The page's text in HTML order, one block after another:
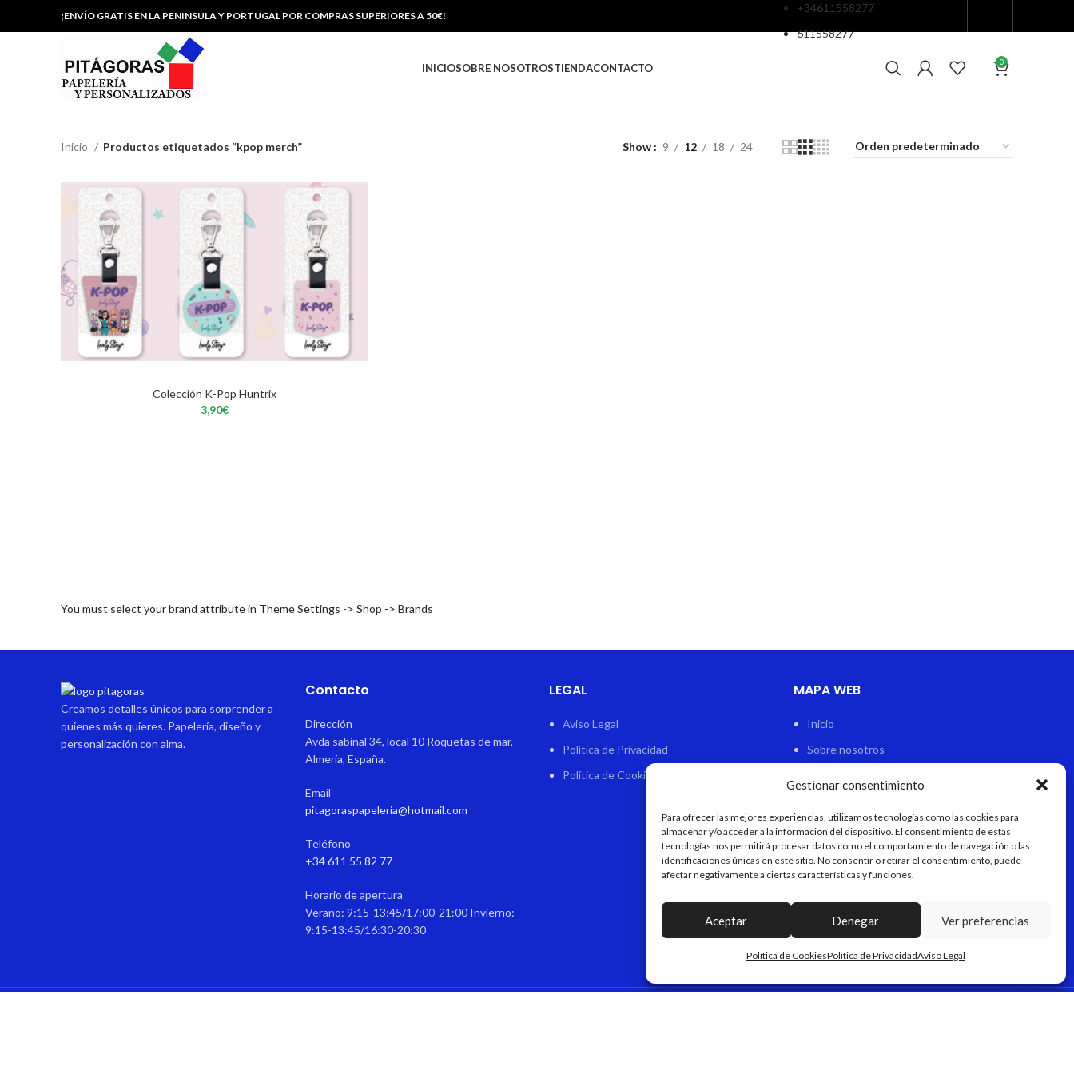
Gestionar consentimiento
Para ofrecer las mejores experiencias, utilizamos tecnologías como las cookies para
almacenar y/o acceder a la información del dispositivo. El consentimiento de estas
tecnologías nos permitirá procesar datos como el comportamiento de navegación o las
identificaciones únicas en este sitio. No consentir o retirar el consentimiento, puede
afectar negativamente a ciertas características y funciones.
Aceptar Denegar Ver preferencias
Política de CookiesPolítica de PrivacidadAviso Legal
¡ENVÍO GRATIS EN LA PENINSULA Y PORTUGAL POR COMPRAS SUPERIORES A 50€!
+34611558277
611558277
INICIOSOBRE NOSOTROSTIENDACONTACTO 0
Inicio Productos etiquetados “kpop merch” Show 9 12 18 24
Colección K-Pop Huntrix
3,90€
You must select your brand attribute in Theme Settings -> Shop -> Brands
Creamos detalles únicos para sorprender a
quienes más quieres. Papelería, diseño y
personalización con alma.
Contacto
Dirección
Avda sabinal 34, local 10 Roquetas de mar,
Almería, España.
Email
pitagoraspapeleria@hotmail.com
Teléfono
+34 611 55 82 77
Horario de apertura
Verano: 9:15-13:45/17:00-21:00 Invierno:
9:15-13:45/16:30-20:30
LEGAL
Aviso Legal
Política de Privacidad
Política de Cookies
MAPA WEB
Inicio
Sobre nosotros